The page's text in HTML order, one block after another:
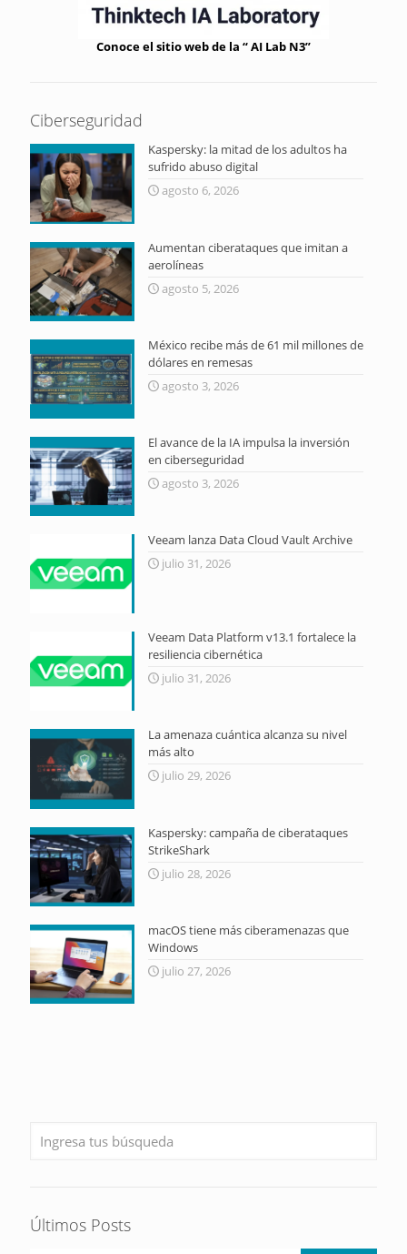
Conoce el sitio web de la “ AI Lab N3”
Ciberseguridad
Kaspersky: la mitad de los adultos ha
sufrido abuso digital
agosto 6, 2026
Aumentan ciberataques que imitan a
aerolíneas
agosto 5, 2026
México recibe más de 61 mil millones de
dólares en remesas
agosto 3, 2026
El avance de la IA impulsa la inversión
en ciberseguridad
agosto 3, 2026
Veeam lanza Data Cloud Vault Archive
julio 31, 2026
Veeam Data Platform v13.1 fortalece la
resiliencia cibernética
julio 31, 2026
La amenaza cuántica alcanza su nivel
más alto
julio 29, 2026
Kaspersky: campaña de ciberataques
StrikeShark
julio 28, 2026
macOS tiene más ciberamenazas que
Windows
julio 27, 2026
Últimos Posts